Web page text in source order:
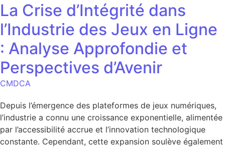
La Crise d’Intégrité dans
l’Industrie des Jeux en Ligne
: Analyse Approfondie et
Perspectives d’Avenir
CMDCA
Depuis l’émergence des plateformes de jeux numériques,
l’industrie a connu une croissance exponentielle, alimentée
par l’accessibilité accrue et l’innovation technologique
constante. Cependant, cette expansion soulève également